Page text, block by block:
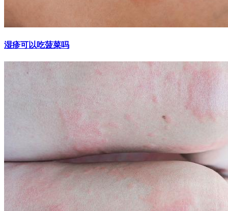
湿疹可以吃菠菜吗